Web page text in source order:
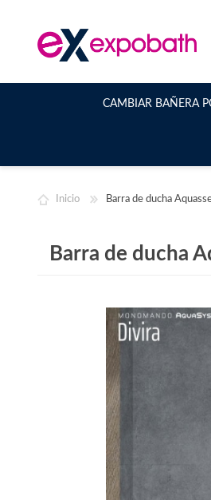
CAMBIAR BAÑERA
Inicio Barra de ducha
Barra de ducha